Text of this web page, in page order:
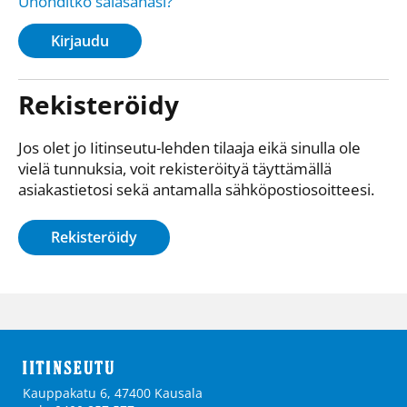
Kirjaudu
Rekisteröidy
Jos olet jo Iitinseutu-lehden tilaaja eikä sinulla ole
vielä tunnuksia, voit rekisteröityä täyttämällä
asiakastietosi sekä antamalla sähkö­posti­osoitteesi.
Rekisteröidy
Kauppakatu 6, 47400 Kausala